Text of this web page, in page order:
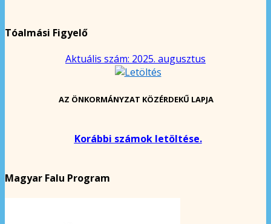
Tóalmási Figyelő
Aktuális szám: 2025. augusztus
AZ ÖNKORMÁNYZAT KÖZÉRDEKŰ LAPJA
Korábbi számok letöltése.
Magyar Falu Program